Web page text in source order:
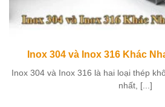
Inox 304 và Inox 316 Khác
Inox 304 và Inox 316 là hai loại thép
nhất, [...]